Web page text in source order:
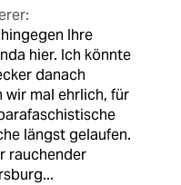
Ihre
hier. Ich könnte
danach
wir mal ehrlich, für
längst gelaufen.
rauchender